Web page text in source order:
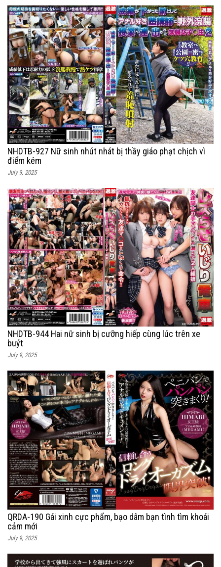
NHDTB-927 Nữ sinh nhút nhát bị thầy giáo phạt chịch vì
điểm kém
July 9, 2025
NHDTB-944 Hai nữ sinh bị cưỡng hiếp cùng lúc trên xe
buýt
July 9, 2025
QRDA-190 Gái xinh cực phẩm, bạo dâm bạn tình tìm khoái
cảm mới
July 9, 2025